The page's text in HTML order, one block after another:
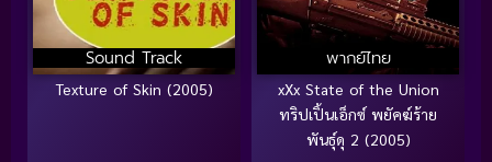
Sound Track
Texture of Skin (2005)
พากย์ไทย
xXx State of the Union
ทริปเปิ้นเอ็กซ์ พยัคฆ์ร้าย
พันธุ์ดุ 2 (2005)